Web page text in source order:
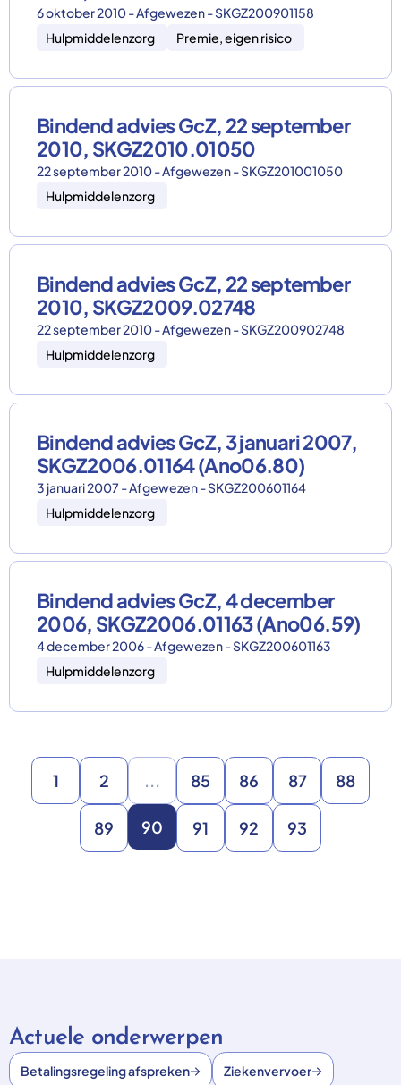
6 oktober 2010 - Afgewezen - SKGZ200901158
Hulpmiddelenzorg
Premie, eigen risico
Bindend advies GcZ, 22 september
2010, SKGZ2010.01050
22 september 2010 - Afgewezen - SKGZ201001050
Hulpmiddelenzorg
Bindend advies GcZ, 22 september
2010, SKGZ2009.02748
22 september 2010 - Afgewezen - SKGZ200902748
Hulpmiddelenzorg
Bindend advies GcZ, 3 januari 2007,
SKGZ2006.01164 (Ano06.80)
3 januari 2007 - Afgewezen - SKGZ200601164
Hulpmiddelenzorg
Bindend advies GcZ, 4 december
2006, SKGZ2006.01163 (Ano06.59)
4 december 2006 - Afgewezen - SKGZ200601163
Hulpmiddelenzorg
1 2 ... 85 86 87 88
89 90 91 92 93
Actuele onderwerpen
Betalingsregeling afspreken Ziekenvervoer